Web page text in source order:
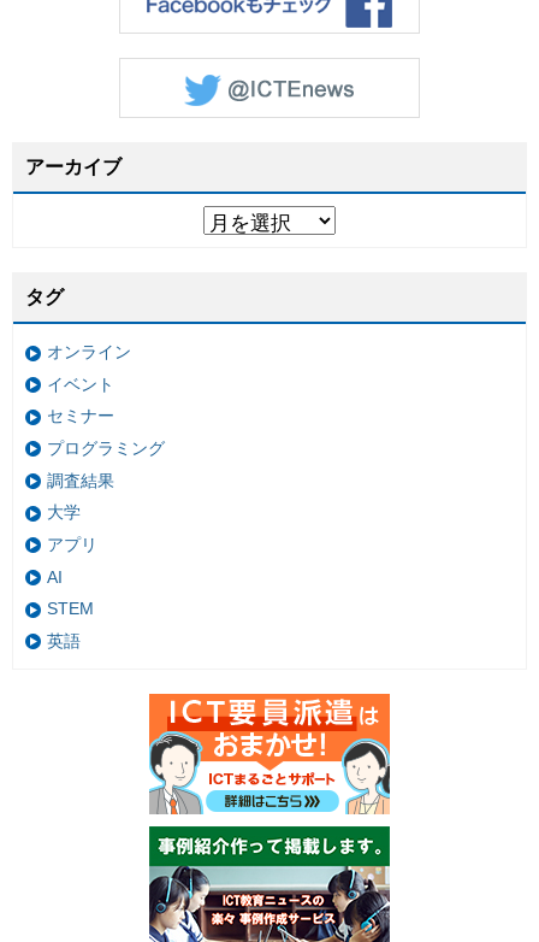
アーカイブ
タグ
オンライン
イベント
セミナー
プログラミング
調査結果
大学
アプリ
AI
STEM
英語